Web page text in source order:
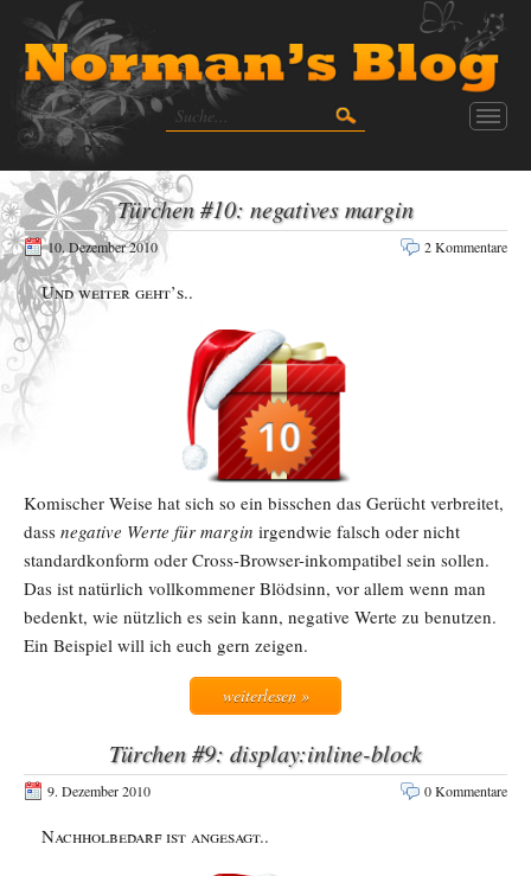
Türchen #10: negatives margin
10. Dezember 2010 2 Kommentare
Und weiter geht’s..
Komischer Weise hat sich so ein bisschen das Gerücht verbreitet,
dass negative Werte für margin irgendwie falsch oder nicht
standardkonform oder Cross-Browser-inkompatibel sein sollen.
Das ist natürlich vollkommener Blödsinn, vor allem wenn man
bedenkt, wie nützlich es sein kann, negative Werte zu benutzen.
Ein Beispiel will ich euch gern zeigen.
weiterlesen »
Türchen #9: display:inline-block
9. Dezember 2010 0 Kommentare
Nachholbedarf ist angesagt..